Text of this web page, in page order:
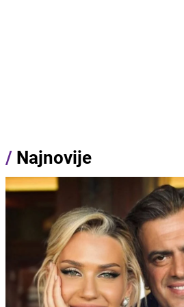
/ Najnovije